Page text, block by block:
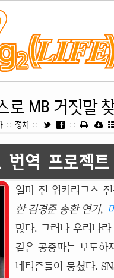
로 MB 거짓말
:: 정치 :: ::
번역 프로젝트
얼마 전 위키리크스
한 김경준 송환 연기,
많다. 그러나 우리나
같은 공중파는 보도하
네티즌들이 뭉쳤다.